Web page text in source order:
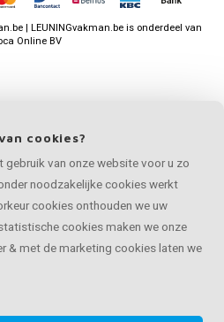
| LEUNINGvakman.be is onderdeel van
Online BV
cookies?
van onze website voor u zo
noodzakelijke cookies werkt
cookies onthouden we uw
cookies maken we onze
& met de marketing cookies laten we